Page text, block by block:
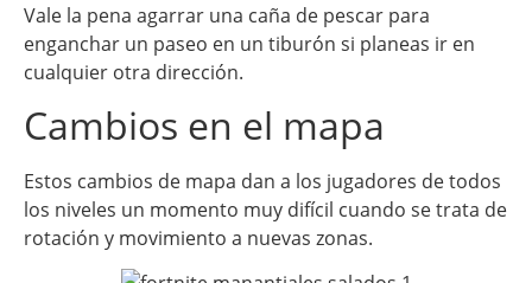
Vale la pena agarrar una caña de pescar para
enganchar un paseo en un tiburón si planeas ir en
cualquier otra dirección.
Cambios en el mapa
Estos cambios de mapa dan a los jugadores de todos
los niveles un momento muy difícil cuando se trata de
rotación y movimiento a nuevas zonas.